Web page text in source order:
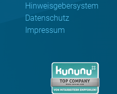
Hinweisgebersystem
Datenschutz
Impressum